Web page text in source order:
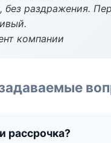
без раздражения.
компании
рассрочка?